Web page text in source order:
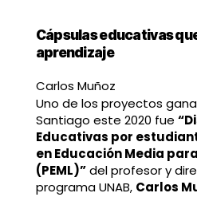
Cápsulas educativas
aprendizaje
Carlos Muñoz
Uno de los proyectos
Santiago este 2020 fue
Educativas por
en Educación Media
(PEML)”del profesor y
programa UNAB, Carlos